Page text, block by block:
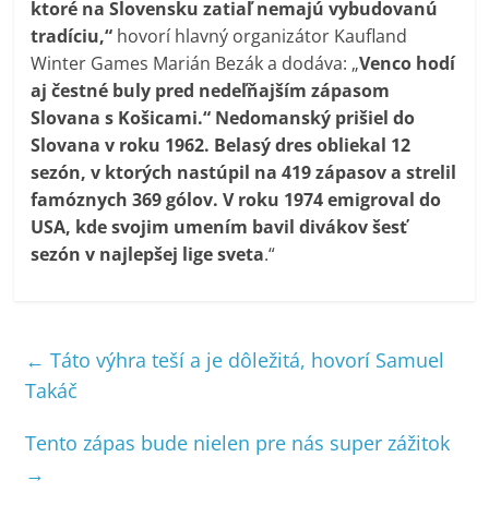
ktoré na Slovensku zatiaľ nemajú vybudovanú
tradíciu,“ hovorí hlavný organizátor Kaufland
Winter Games Marián Bezák a dodáva: „Venco hodí
aj čestné buly pred nedeľňajším zápasom
Slovana s Košicami.“ Nedomanský prišiel do
Slovana v roku 1962. Belasý dres obliekal 12
sezón, v ktorých nastúpil na 419 zápasov a strelil
famóznych 369 gólov. V roku 1974 emigroval do
USA, kde svojim umením bavil divákov šesť
sezón v najlepšej lige sveta.“
← Táto výhra teší a je dôležitá, hovorí Samuel
Takáč
Tento zápas bude nielen pre nás super zážitok
→